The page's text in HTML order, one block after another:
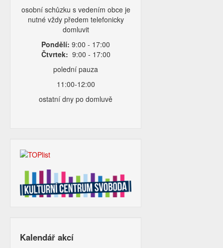
osobní schůzku s vedením obce je
nutné vždy předem telefonicky
domluvit
Pondělí: 9:00 - 17:00
Čtvrtek: 9:00 - 17:00
polední pauza
11:00-12:00
ostatní dny po domluvě
Kalendář akcí